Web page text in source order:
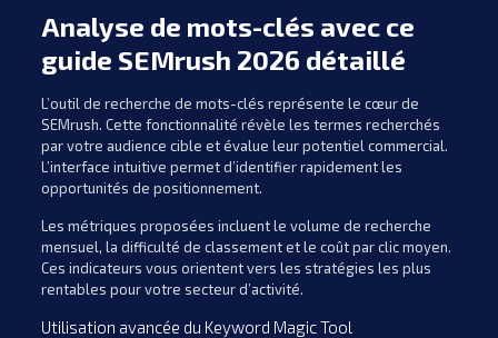
Analyse de mots-clés avec ce
guide SEMrush 2026 détaillé
L’outil de recherche de mots-clés représente le cœur de
SEMrush. Cette fonctionnalité révèle les termes recherchés
par votre audience cible et évalue leur potentiel commercial.
L’interface intuitive permet d’identifier rapidement les
opportunités de positionnement.
Les métriques proposées incluent le volume de recherche
mensuel, la difficulté de classement et le coût par clic moyen.
Ces indicateurs vous orientent vers les stratégies les plus
rentables pour votre secteur d’activité.
Utilisation avancée du Keyword Magic Tool